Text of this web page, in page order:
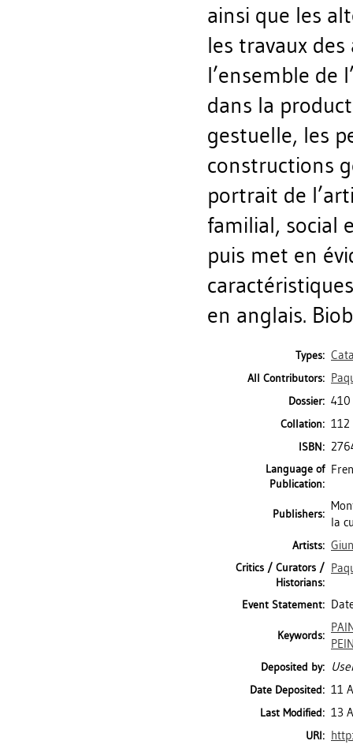
ainsi que les
les travaux
l’ensemble de
dans la
gestuelle, les
constructions
portrait de
familial, social
puis met en
en anglais.
Types:
All Contributors:
Dossier: 410
Collation: 112
ISBN:
Language of
Publication:
Publishers:
la
Artists:
Critics / Curators /
Historians:
Event Statement:
Keywords:
Deposited by:
Date Deposited: 11
Last Modified: 13
URI: